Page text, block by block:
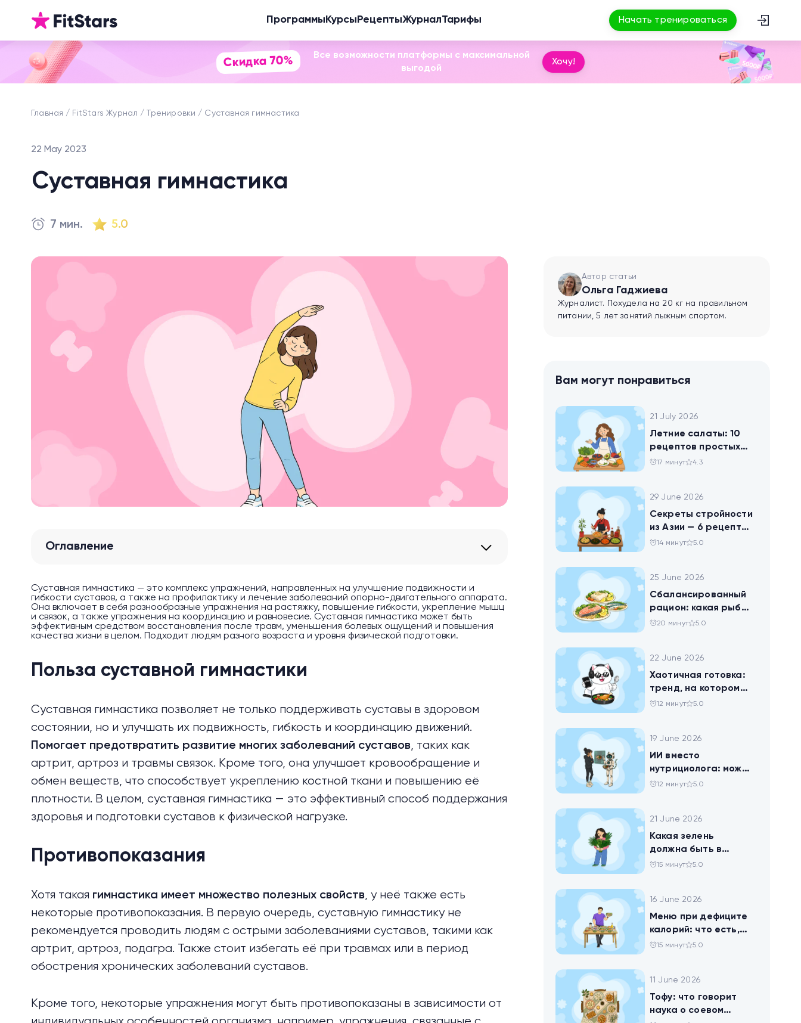
Программы Курсы РецептыЖурналТарифы Начать тренироваться
Скидка 70%
Все возможности платформы с максимальной
выгодой
Хочу!
Главная FitStars Журнал Тренировки Суставная гимнастика
22 May 2023
Суставная гимнастика
7 мин. 5.0
Оглавление
Суставная гимнастика — это комплекс упражнений, направленных на улучшение подвижности и
гибкости суставов, а также на профилактику и лечение заболеваний опорно-двигательного аппарата.
Она включает в себя разнообразные упражнения на растяжку, повышение гибкости, укрепление мышц
и связок, а также упражнения на координацию и равновесие. Суставная гимнастика может быть
эффективным средством восстановления после травм, уменьшения болевых ощущений и повышения
качества жизни в целом. Подходит людям разного возраста и уровня физической подготовки.
Польза суставной гимнастики
Суставная гимнастика позволяет не только поддерживать суставы в здоровом
состоянии, но и улучшать их подвижность, гибкость и координацию движений.
Помогает предотвратить развитие многих заболеваний суставов, таких как
артрит, артроз и травмы связок. Кроме того, она улучшает кровообращение и
обмен веществ, что способствует укреплению костной ткани и повышению её
плотности. В целом, суставная гимнастика — это эффективный способ поддержания
здоровья и подготовки суставов к физической нагрузке.
Противопоказания
Хотя такая гимнастика имеет множество полезных свойств, у неё также есть
некоторые противопоказания. В первую очередь, суставную гимнастику не
рекомендуется проводить людям с острыми заболеваниями суставов, такими как
артрит, артроз, подагра. Также стоит избегать её при травмах или в период
обострения хронических заболеваний суставов.
Кроме того, некоторые упражнения могут быть противопоказаны в зависимости от
Автор статьи
Ольга Гаджиева
Журналист. Похудела на 20 кг на правильном
питании, 5 лет занятий лыжным спортом.
Вам могут понравиться
21 July 2026
Летние салаты: 10
рецептов простых
блюд для будней и
17 минут 4.3
29 June 2026
Секреты стройности
из Азии — 6 рецептов
китайских салатов
14 минут 5.0
25 June 2026
Сбалансированный
рацион: какая рыба
самая полезная
20 минут 5.0
22 June 2026
Хаотичная готовка:
тренд, на котором
похудел весь ТикТок
12 минут 5.0
19 June 2026
ИИ вместо
нутрициолога: можно
ли доверить
12 минут 5.0
21 June 2026
Какая зелень
должна быть в
тарелке
15 минут 5.0
16 June 2026
Меню при дефиците
калорий: что есть,
чтобы худеть
15 минут 5.0
11 June 2026
Тофу: что говорит
наука о соевом